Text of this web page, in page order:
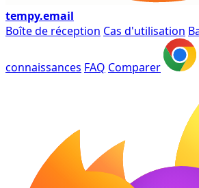
tempy.email
Boîte de réception Cas d'utilisation
connaissances FAQ Comparer